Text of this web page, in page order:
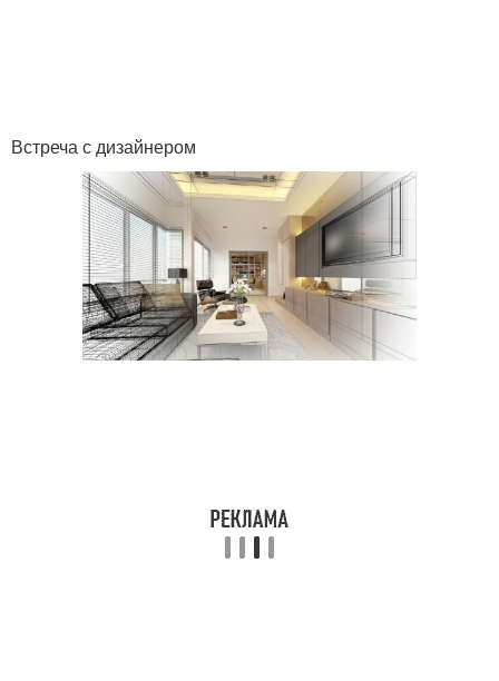
Встреча с дизайнером